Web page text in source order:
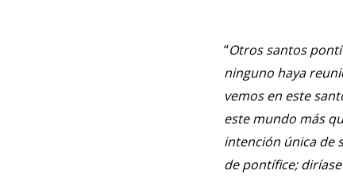
“Otros santos
ninguno haya
vemos en este
este mundo más
intención única de
de pontífice;